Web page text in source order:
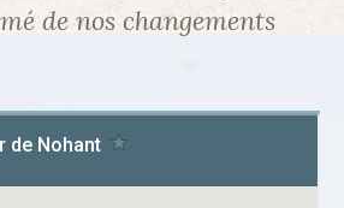
de nos changements